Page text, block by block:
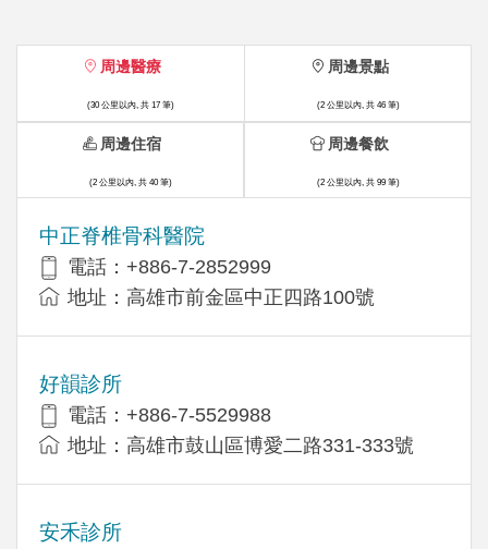
周邊醫療
(30 公里以內, 共 17 筆)
中正脊椎骨科醫院
電話：+886-7-2852999
地址：高雄市前金區中正四路100號
好韻診所
電話：+886-7-5529988
地址：高雄市鼓山區博愛二路331-333號
安禾診所
周邊景點
(2 公里以內, 共 46 筆)
周邊住宿
(2 公里以內, 共 40 筆)
周邊餐飲
(2 公里以內, 共 99 筆)